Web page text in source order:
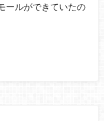
ールができていたの